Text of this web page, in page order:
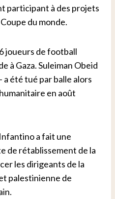
participant à des projets
du monde.
joueurs de football
à Gaza. Suleiman Obeid
a été tué par balle alors
en août
a fait une
de rétablissement de la
les dirigeants de la
palestinienne de